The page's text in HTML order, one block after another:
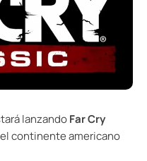
lanzandoFar Cry
continente americano